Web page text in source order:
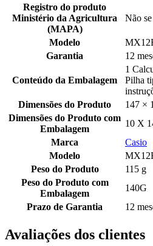
Registro do produto
Ministério da Agricultura
(MAPA)
Não
Modelo
Garantia
12
Conteúdo da Embalagem
1
Pilha
Dimensões do Produto
147 ×
Dimensões do Produto com
Embalagem
10 X
Marca
Casio
Modelo
Peso do Produto
115 g
Peso do Produto com
Embalagem
140G
Prazo de Garantia
12
Avaliações dos clientes